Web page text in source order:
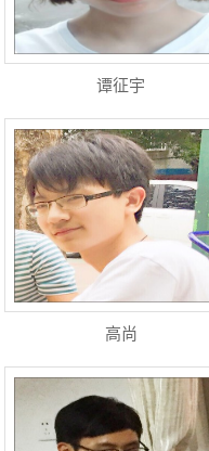
谭征宇
高尚